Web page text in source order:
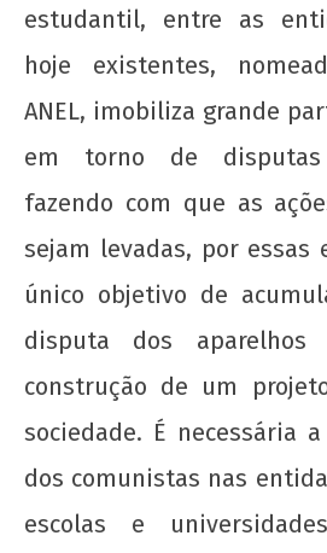
estudantil, entre as
hoje existentes,
ANEL, imobiliza grande
em torno de disputas
fazendo com que as
sejam levadas, por essas
único objetivo de
disputa dos
construção de um
sociedade. É necessária
dos comunistas nas
escolas e